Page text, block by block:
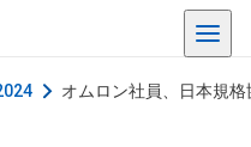
オムロン社員、日本規